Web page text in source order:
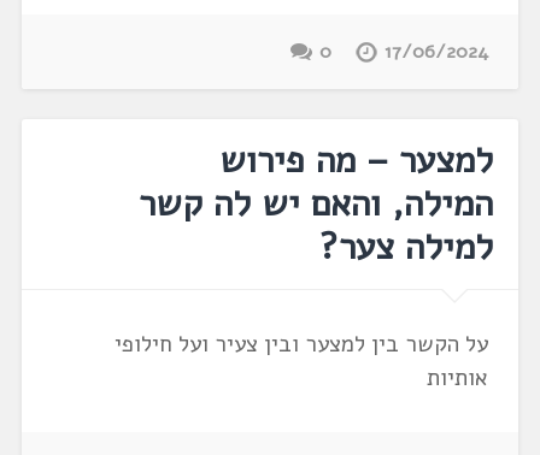
17/06/2024
0
למצער – מה פירוש
המילה, והאם יש לה קשר
למילה צער?
על הקשר בין למצער ובין צעיר ועל חילופי
אותיות